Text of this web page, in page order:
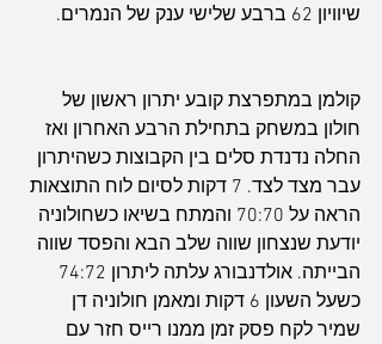
שיוויון 62 ברבע שלישי ענק של הנמרים.
קולמן במתפרצת קובע יתרון ראשון של
חולון במשחק בתחילת הרבע האחרון ואז
החלה נדנדת סלים בין הקבוצות כשהיתרון
עבר מצד לצד. 7 דקות לסיום לוח התוצאות
הראה על 70:70 והמתח בשיאו כשחולוניה
יודעת שנצחון שווה שלב הבא והפסד שווה
כשעל השעון 6 דקות ומאמן חולוניה דן
שמיר לקח פסק זמן ממנו רייס חזר עם